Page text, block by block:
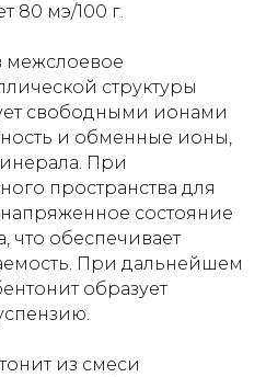
80 мэ/100 г.
межслоевое
структуры
свободными ионами
и обменные ионы,
При
пространства для
напряженное состояние
что обеспечивает
При дальнейшем
образует
из смеси